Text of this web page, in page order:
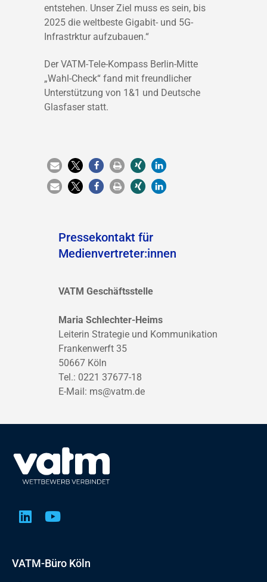
entstehen. Unser Ziel muss es sein, bis
2025 die weltbeste Gigabit- und 5G-
Infrastrktur aufzubauen.“
Der VATM-Tele-Kompass Berlin-Mitte
„Wahl-Check“ fand mit freundlicher
Unterstützung von 1&1 und Deutsche
Glasfaser statt.
Pressekontakt für
Medienvertreter:innen
VATM Geschäftsstelle
Maria Schlechter-Heims
Leiterin Strategie und Kommunikation
Frankenwerft 35
50667 Köln
Tel.: 0221 37677-18
E-Mail: ms@vatm.de
VATM-Büro Köln